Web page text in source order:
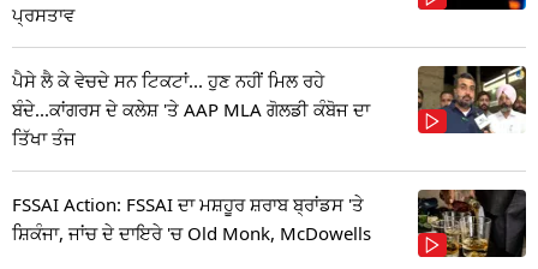
ਪ੍ਰਸਤਾਵ
ਪੈਸੇ ਲੈ ਕੇ ਵੇਚਦੇ ਸਨ ਟਿਕਟਾਂ... ਹੁਣ ਨਹੀਂ ਮਿਲ ਰਹੇ
ਬੰਦੇ...ਕਾਂਗਰਸ ਦੇ ਕਲੇਸ਼ 'ਤੇ AAP MLA ਗੋਲਡੀ ਕੰਬੋਜ ਦਾ
ਤਿੱਖਾ ਤੰਜ
FSSAI Action: FSSAI ਦਾ ਮਸ਼ਹੂਰ ਸ਼ਰਾਬ ਬ੍ਰਾਂਡਸ 'ਤੇ
ਸ਼ਿਕੰਜਾ, ਜਾਂਚ ਦੇ ਦਾਇਰੇ 'ਚ Old Monk, McDowells